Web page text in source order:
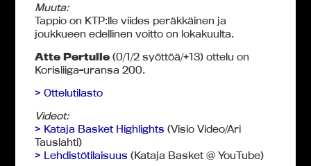
Muuta:
Tappio on KTP:lle viides peräkkäinen ja
joukkueen edellinen voitto on lokakuulta.
Atte Pertulle (0/1/2 syöttöä/+13) ottelu on
Korisliiga-uransa 200.
> Ottelutilasto
Videot:
> Kataja Basket Highlights (Visio Video/Ari
Tauslahti)
> Lehdistötilaisuus (Kataja Basket @ YouTube)